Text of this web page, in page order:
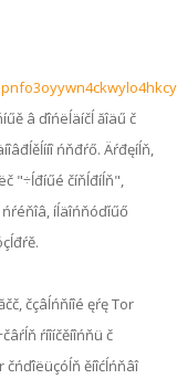
â ďîńëĺäíčĺ ăîäű č
ńňđŕő. Äŕđęíĺň,
"÷ĺđíűé číňĺđíĺň",
íĺäîńňóďíűő
čçâĺńňíîé ęŕę Tor
ŕíîíčěíîńňü č
čńďîëüçóĺň ěíîćĺńňâî